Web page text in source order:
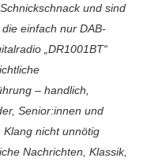
und sind
einfach nur DAB-
„DR1001BT“
– handlich,
Senior:innen und
nicht unnötig
Nachrichten, Klassik,